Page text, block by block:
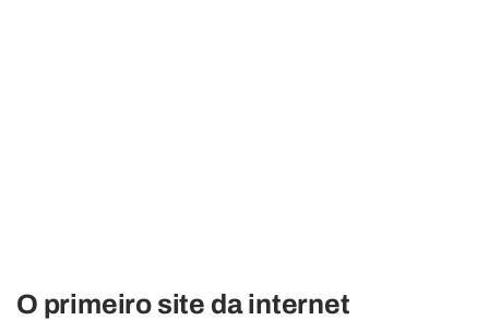
O primeiro site da internet